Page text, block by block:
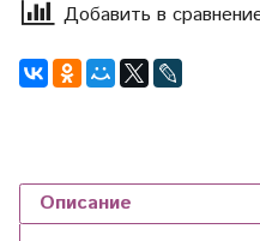
Добавить в
Описание